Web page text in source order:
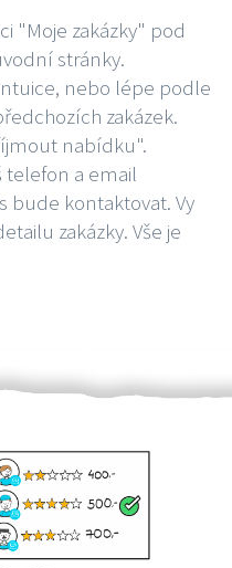
"Moje zakázky" pod
stránky.
nebo lépe podle
zakázek.
nabídku".
telefon a email
bude kontaktovat. Vy
zakázky. Vše je